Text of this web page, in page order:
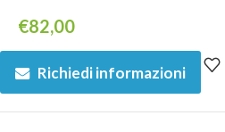
€82,00
Richiedi informazioni